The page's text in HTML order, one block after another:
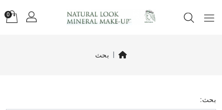
0
بحث
بحث: